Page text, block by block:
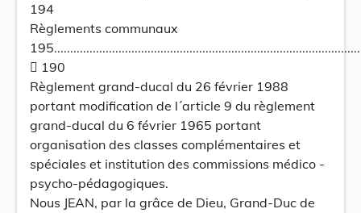
194
Règlements communaux
195...............................................................................................
 190
Règlement grand-ducal du 26 février 1988
portant modification de l´article 9 du règlement
grand-ducal du 6 février 1965 portant
organisation des classes complémentaires et
spéciales et institution des commissions médico -
psycho-pédagogiques.
Nous JEAN, par la grâce de Dieu, Grand-Duc de